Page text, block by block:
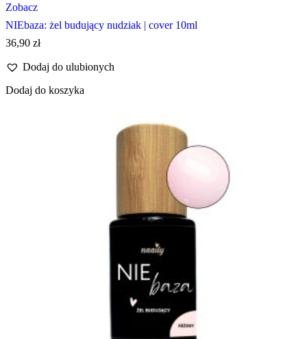
Zobacz
NIEbaza: żel budujący nudziak | cover 10ml
36,90 zł
Dodaj do ulubionych
Dodaj do koszyka